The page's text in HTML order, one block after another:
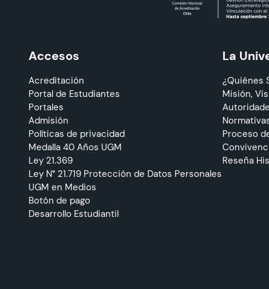
Accesos
Acreditación
Portal de Estudiantes
Portales
Admisión
Políticas de privacidad
Medalla 40 Años UGM
Ley 21.369
Ley N° 21.719 Protección de Datos Personales
UGM en Medios
Botón de pago
Desarrollo Estudiantil
La
¿Quiénes
Misión,
Proceso
Reseña